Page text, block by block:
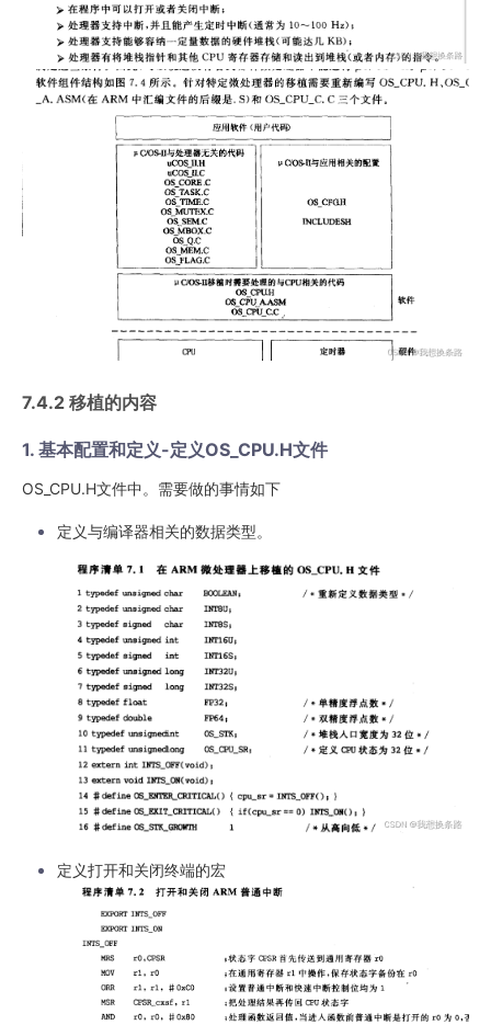
7.4.2 移植的内容
1. 基本配置和定义-定义OS_CPU.H文件
OS_CPU.H文件中。需要做的事情如下
定义与编译器相关的数据类型。
定义打开和关闭终端的宏